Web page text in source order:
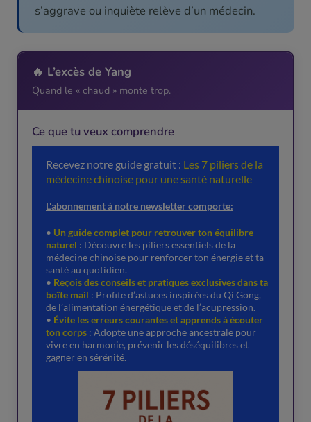
s’aggrave ou inquiète relève d’un médecin.
🔥 L’excès de Yang
Quand le « chaud » monte trop.
Ce que tu veux comprendre